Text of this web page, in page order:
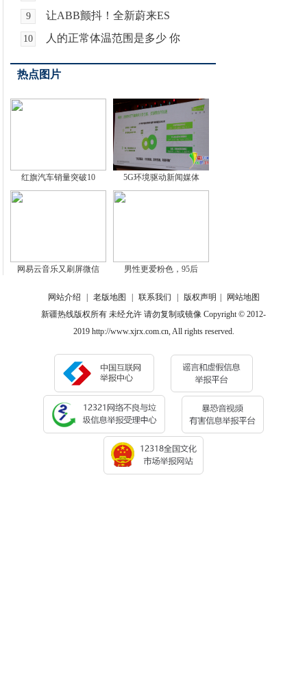
9 让ABB颤抖！全新蔚来ES
10 人的正常体温范围是多少 你
热点图片
红旗汽车销量突破10 5G环境驱动新闻媒体
网易云音乐又刷屏微信 男性更爱粉色，95后
网站介绍 老版地图 联系我们 版权声明
网站地图
新疆热线版权所有 未经允许 请勿复制或镜像 Copyright © 2012-
2019 http://www.xjrx.com.cn, All rights reserved.